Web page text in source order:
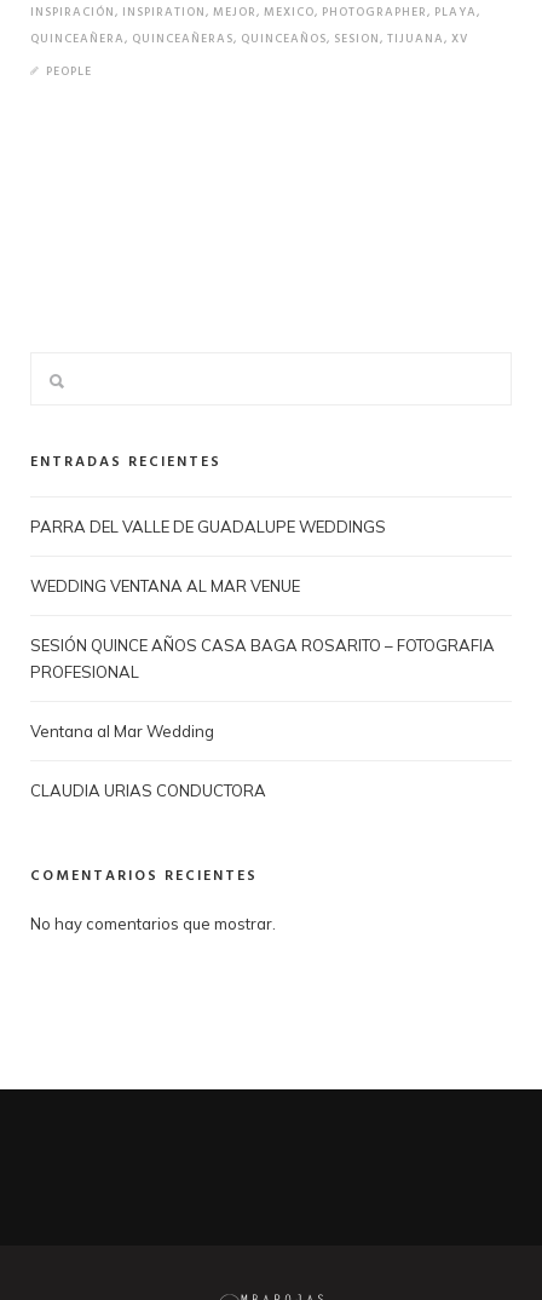
INSPIRACIÓN, INSPIRATION, MEJOR, MEXICO, PHOTOGRAPHER, PLAYA,
QUINCEAÑERA, QUINCEAÑERAS, QUINCEAÑOS, SESION, TIJUANA, XV
PEOPLE
ENTRADAS RECIENTES
PARRA DEL VALLE DE GUADALUPE WEDDINGS
WEDDING VENTANA AL MAR VENUE
SESIÓN QUINCE AÑOS CASA BAGA ROSARITO – FOTOGRAFIA
PROFESIONAL
Ventana al Mar Wedding
CLAUDIA URIAS CONDUCTORA
COMENTARIOS RECIENTES
No hay comentarios que mostrar.